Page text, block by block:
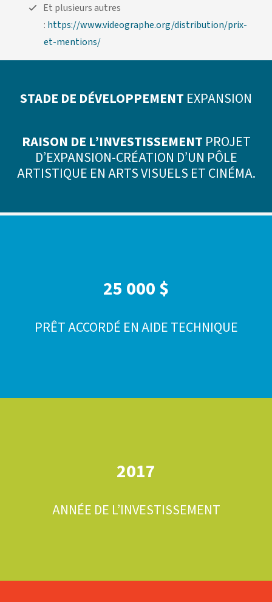
Et plusieurs autres
: https://www.videographe.org/distribution/prix-
et-mentions/
STADE DE DÉVELOPPEMENT EXPANSION
RAISON DE L’INVESTISSEMENT PROJET
D’EXPANSION-CRÉATION D’UN PÔLE
ARTISTIQUE EN ARTS VISUELS ET CINÉMA.
25 000 $
PRÊT ACCORDÉ EN AIDE TECHNIQUE
2017
ANNÉE DE L’INVESTISSEMENT